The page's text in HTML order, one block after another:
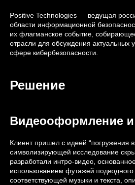
Positive Technologies — ведущая
области информационной
их флагманское событие,
отрасли для обсуждения актуальных
сфере кибербезопасности.
Решение
Видеооформление и
Клиент пришел с идеей “погружения в
символизирующей исследование
разработали интро-видео,
использованием футажей подводного
соответствующей музыки и текста,